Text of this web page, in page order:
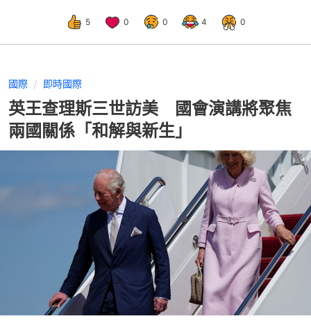
5 0 0 4 0
國際 即時國際
英王查理斯三世訪美 國會演講將聚焦
兩國關係「和解與新生」